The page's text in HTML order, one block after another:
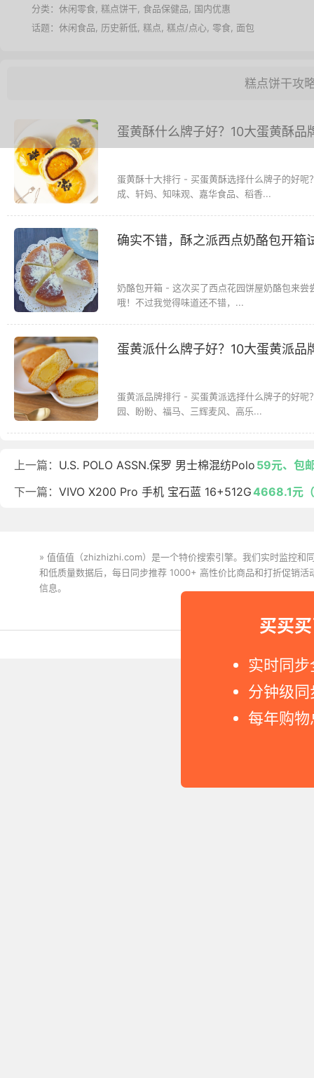
买买
实时同
分钟级
每年购
分类： 休闲零食, 糕点饼干, 食品保健品, 国内优惠
话题： 休闲食品, 历史新低, 糕点, 糕点/点心, 零食, 面包
糕点饼干攻
蛋黄酥什么牌子好？10大蛋黄酥品
蛋黄酥十大排行 - 买蛋黄酥选择什么牌子的好
成、轩妈、知味观、嘉华食品、稻香...
确实不错，酥之派西点奶酪包开箱
奶酪包开箱 - 这次买了西点花园饼屋奶酪包来
哦！不过我觉得味道还不错，...
蛋黄派什么牌子好？10大蛋黄派品
蛋黄派品牌排行 - 买蛋黄派选择什么牌子的好
园、盼盼、福马、三辉麦风、高乐...
上一篇： U.S. POLO ASSN.保罗 男士棉混纺Polo 59元、包
下一篇： VIVO X200 Pro 手机 宝石蓝 16+512G4668.1元
» 值值值（zhizhizhi.com）是一个特价搜索引擎。我们实时监控和
和低质量数据后，每日同步推荐 1000+ 高性价比商品和打折促销
信息。